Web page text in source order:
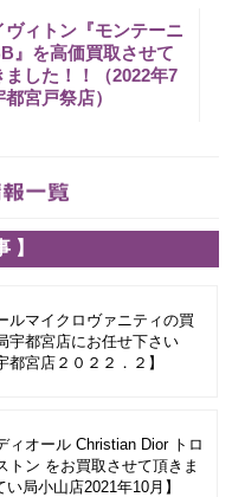
ヴィトン『モンテーニ
』を高価買取させて
ました！！（2022年7
都宮戸祭店）
】
ルマイクロヴァニティの買
宇都宮店にお任せ下さい
都宮店２０２２．２】
ィオール Christian Dior トロ
トン をお買取させて頂きま
局小山店2021年10月】